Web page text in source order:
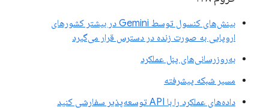
بینش‌های کنسول توسط Gemini در بیشتر کشورهای
اروپایی به صورت زنده در دسترس قرار می‌گیرد
به‌روزرسانی‌های پنل عملکرد
مسیر شبکه پیشرفته
داده‌های عملکرد را با API توسعه‌پذیر سفارشی کنید